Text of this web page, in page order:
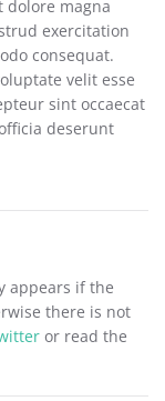
magna
exercitation
consequat.
velit esse
sint occaecat
deserunt
appears if the
there is not
or read the